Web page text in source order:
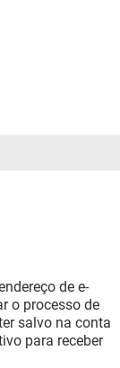
de e-
o processo de
salvo na conta
para receber